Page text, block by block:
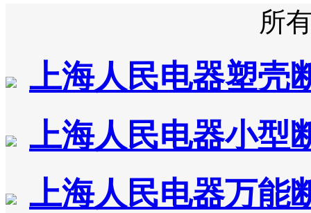
所
上海人民电器塑壳
上海人民电器小型
上海人民电器万能